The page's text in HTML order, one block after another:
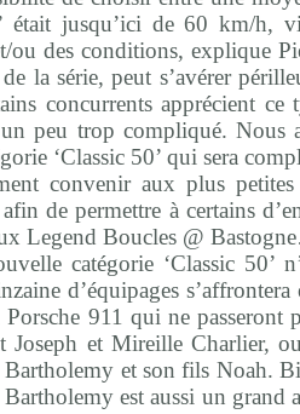
était jusqu’ici de 60 km/h,
ou des conditions, explique
la série, peut s’avérer
concurrents apprécient
peu trop compliqué. Nous
‘Classic 50’ qui sera
convenir aux plus
de permettre à certains
Legend Boucles @
catégorie ‘Classic 50’
d’équipages
911 qui ne passeront
Joseph et Mireille Charlier,
et son fils Noah.
est aussi un grand